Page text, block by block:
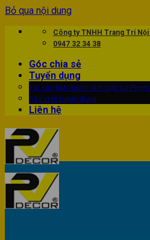
Bỏ qua nội dung
Công ty TNHH Trang Trí
0947 32 34 38
Góc chia sẻ
Tuyển dụng
Tại sao bạn muốn làm việc tại Phạm
Các vị trí tuyển dụng
Liên hệ